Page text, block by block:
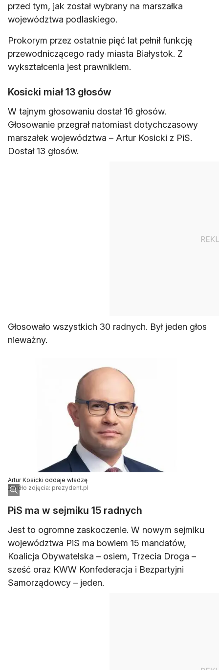
przed tym, jak został wybrany na marszałka
województwa podlaskiego.
Prokorym przez ostatnie pięć lat pełnił funkcję
przewodniczącego rady miasta Białystok. Z
wykształcenia jest prawnikiem.
Kosicki miał 13 głosów
W tajnym głosowaniu dostał 16 głosów.
Głosowanie przegrał natomiast dotychczasowy
marszałek województwa – Artur Kosicki z PiS.
Dostał 13 głosów.
Głosowało wszystkich 30 radnych. Był jeden głos
nieważny.
Artur Kosicki oddaje władzę
Źródło zdjęcia: prezydent.pl
PiS ma w sejmiku 15 radnych
Jest to ogromne zaskoczenie. W nowym sejmiku
województwa PiS ma bowiem 15 mandatów,
Koalicja Obywatelska – osiem, Trzecia Droga –
sześć oraz KWW Konfederacja i Bezpartyjni
Samorządowcy – jeden.